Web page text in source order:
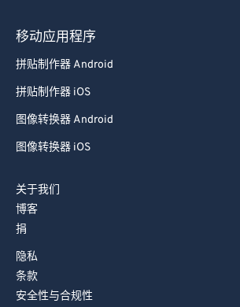
移动应用程序
拼贴制作器 Android
拼贴制作器 iOS
图像转换器 Android
图像转换器 iOS
关于我们
博客
捐
隐私
条款
安全性与合规性